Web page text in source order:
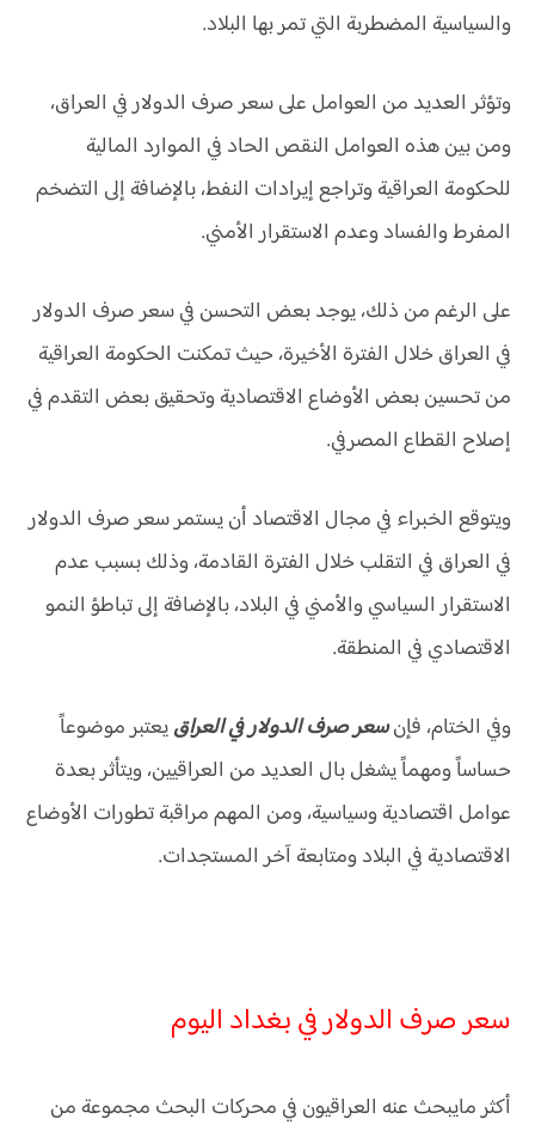
والسياسية المضطربة التي تمر بها البلاد.
وتؤثر العديد من العوامل على سعر صرف الدولار في العراق،
ومن بين هذه العوامل النقص الحاد في الموارد المالية
للحكومة العراقية وتراجع إيرادات النفط، بالإضافة إلى التضخم
المفرط والفساد وعدم الاستقرار الأمني.
على الرغم من ذلك، يوجد بعض التحسن في سعر صرف الدولار
في العراق خلال الفترة الأخيرة، حيث تمكنت الحكومة العراقية
من تحسين بعض الأوضاع الاقتصادية وتحقيق بعض التقدم في
إصلاح القطاع المصرفي.
ويتوقع الخبراء في مجال الاقتصاد أن يستمر سعر صرف الدولار
في العراق في التقلب خلال الفترة القادمة، وذلك بسبب عدم
الاستقرار السياسي والأمني في البلاد، بالإضافة إلى تباطؤ النمو
الاقتصادي في المنطقة.
وفي الختام، فإنسعر صرف الدولار في العراقيعتبر موضوعاً
حساساً ومهماً يشغل بال العديد من العراقيين، ويتأثر بعدة
عوامل اقتصادية وسياسية، ومن المهم مراقبة تطورات الأوضاع
الاقتصادية في البلاد ومتابعة آخر المستجدات.
سعر صرف الدولار في بغداد اليوم
أكثر مايبحث عنه العراقيون في محركات البحث مجموعة من